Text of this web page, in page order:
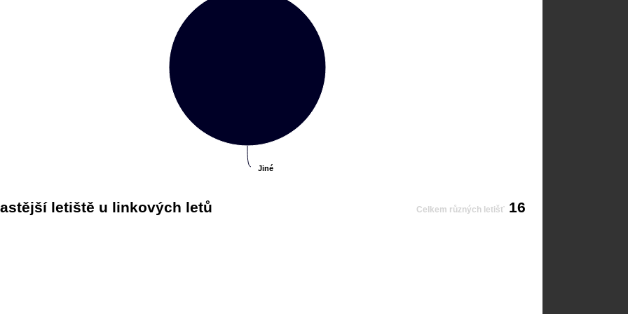
Jiné
Jiné
letiště u linkových letů Celkem různých letišť 16